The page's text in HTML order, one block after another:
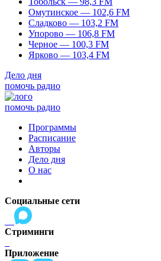
Омутинское — 102,6 FM
Сладково — 103,2 FM
Упорово — 106,8 FM
Черное — 100,3 FM
Ярково — 103,4 FM
Дело дня
помочь радио
помочь радио
Программы
Расписание
Авторы
Дело дня
О нас
Социальные сети
Стриминги
Приложение